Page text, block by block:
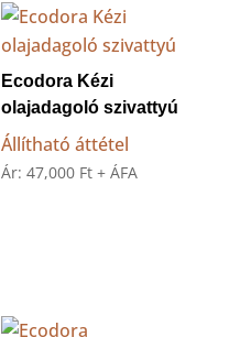
Ecodora Kézi
olajadagoló szivattyú
Állítható áttétel
Ár:47,000 Ft + ÁFA